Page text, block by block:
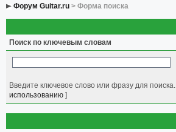
Форум Guitar.ru > Форма поиска
Поиск по ключевым словам
Введите ключевое слово или фразу для поиска.
использованию ]